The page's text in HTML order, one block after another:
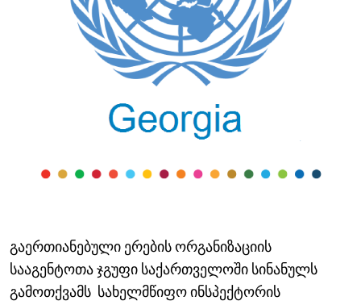
გაერთიანებული ერების ორგანიზაციის
სააგენტოთა ჯგუფი საქართველოში სინანულს
გამოთქვამს სახელმწიფო ინსპექტორის